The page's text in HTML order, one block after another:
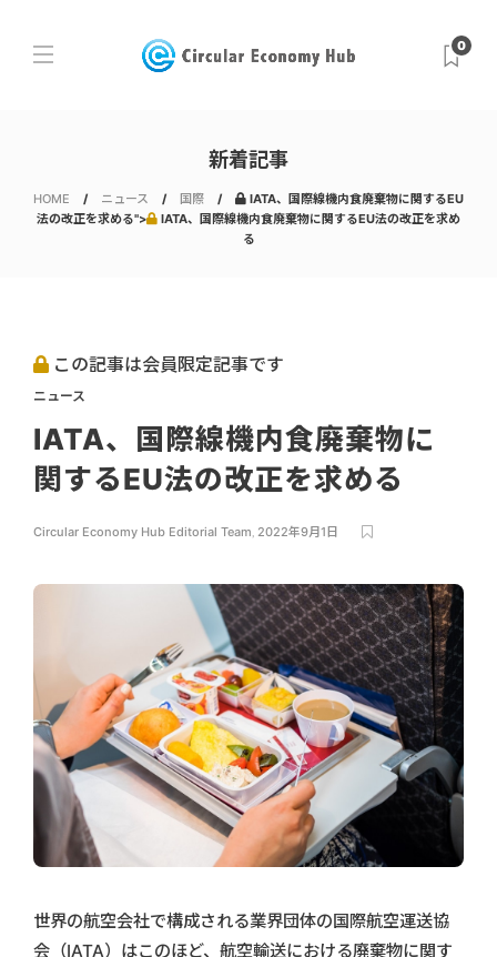
0
新着記事
HOME ニュース 国際
IATA、国際線機内食廃棄物に関するEU
法の改正を求める">
IATA、国際線機内食廃棄物に関するEU法の改正を求め
る
この記事は会員限定記事です
ニュース
IATA、国際線機内食廃棄物に
関するEU法の改正を求める
Circular Economy Hub Editorial Team, 2022年9月1日
世界の航空会社で構成される業界団体の国際航空運送協
会（IATA）はこのほど、航空輸送における廃棄物に関す